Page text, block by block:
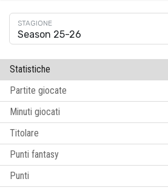
Season 25-26
Statistiche
Partite giocate
Minuti giocati
Titolare
Punti fantasy
Punti